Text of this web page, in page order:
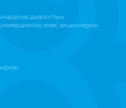
диалогтың
емес акционерлік